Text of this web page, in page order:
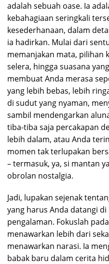
adalah sebuah oase. Ia
kebahagiaan seringkali
kesederhanaan, dalam
ia hadirkan. Mulai dari
memanjakan mata, pilihan
selera, hingga suasana
membuat Anda merasa
yang lebih bebas, lebih
di sudut yang nyaman,
sambil mendengarkan
tiba-tiba saja percakapan
lebih dalam, atau Anda
momen tak terlupakan
– termasuk, ya, si mantan
obrolan nostalgia.
Jadi, lupakan sejenak
yang harus Anda datangi
pengalaman. Fokuslah
menawarkan lebih dari
menawarkan narasi. Ia
babak baru dalam cerita